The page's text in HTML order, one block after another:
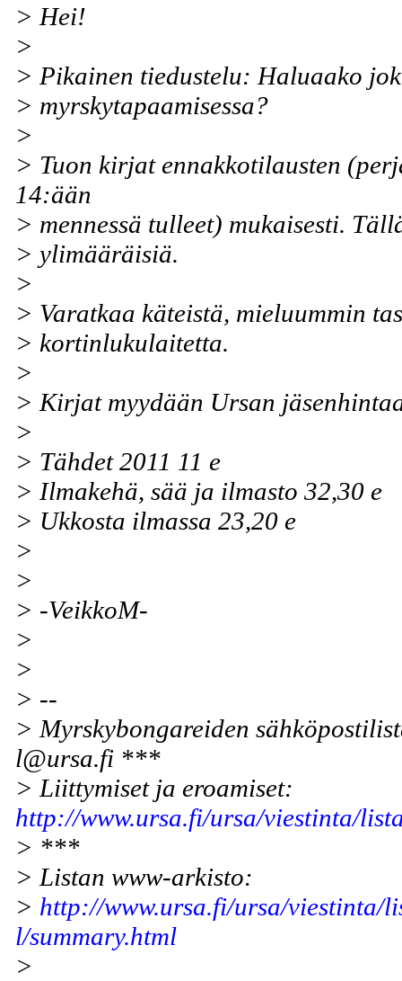
> Hei!
>
> Pikainen tiedustelu: Haluaako
> myrskytapaamisessa?
>
> Tuon kirjat ennakkotilausten
14:ään
> mennessä tulleet) mukaisesti.
> ylimääräisiä.
>
> Varatkaa käteistä, mieluummin
> kortinlukulaitetta.
>
> Kirjat myydään Ursan
>
> Tähdet 2011 11 e
> Ilmakehä, sää ja ilmasto 32,30 e
> Ukkosta ilmassa 23,20 e
>
>
> -VeikkoM-
>
>
> --
> Myrskybongareiden
l@ursa.fi ***
> Liittymiset ja eroamiset:
http://www.ursa.fi/ursa/viestinta/
> ***
> Listan www-arkisto:
> http://www.ursa.fi/ursa/viestinta/
l/summary.html
>